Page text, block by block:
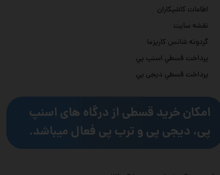
اطاعات کاشیکاران
نقشه سایت
گردونه شانس کاریزما
پرداخت قسطي اسنپ پي
پرداخت قسطي دیجی پي
امکان خرید قسطی از درگاه های اسنپ
پی، دیجی پی و ترب پی فعال میباشد.